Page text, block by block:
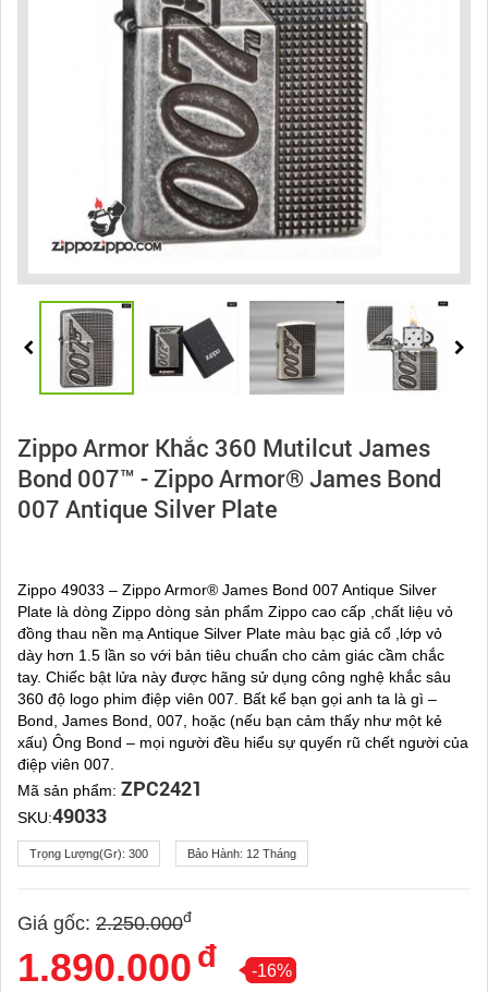
Zippo Armor Khắc 360 Mutilcut James
Bond 007™ - Zippo Armor® James Bond
007 Antique Silver Plate
Zippo 49033 – Zippo Armor® James Bond 007 Antique Silver
Plate là dòng Zippo dòng sản phẩm Zippo cao cấp ,chất liệu vỏ
đồng thau nền mạ Antique Silver Plate màu bạc giả cổ ,lớp vỏ
dày hơn 1.5 lần so với bản tiêu chuẩn cho cảm giác cầm chắc
tay. Chiếc bật lửa này được hãng sử dụng công nghệ khắc sâu
360 độ logo phim điệp viên 007. Bất kể bạn gọi anh ta là gì –
Bond, James Bond, 007, hoặc (nếu bạn cảm thấy như một kẻ
xấu) Ông Bond – mọi người đều hiểu sự quyến rũ chết người của
điệp viên 007.
Mã sản phẩm: ZPC2421
SKU:49033
Trọng Lượng(gr): 300 Bảo Hành: 12 Tháng
Giá gốc: 2.250.000đ
1.890.000 đ -16%